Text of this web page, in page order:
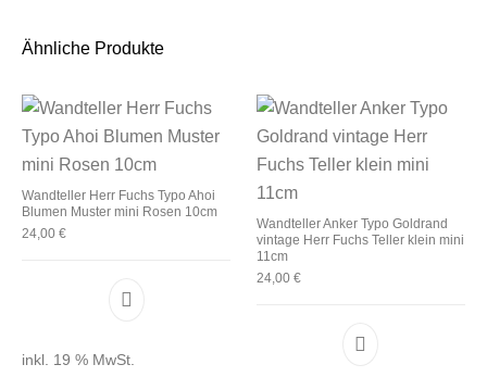
Ähnliche Produkte
Wandteller Herr Fuchs Typo Ahoi
Blumen Muster mini Rosen 10cm
24,00€
inkl. 19 % MwSt.
Wandteller Anker Typo Goldrand
vintage Herr Fuchs Teller klein mini
11cm
24,00 €